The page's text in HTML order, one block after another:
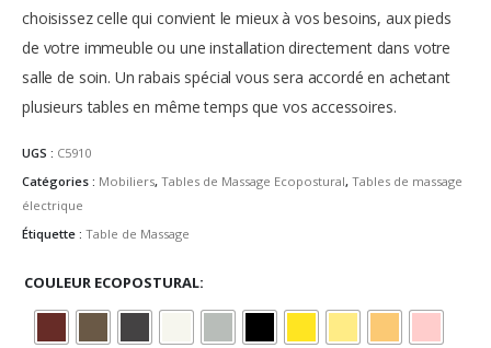
choisissez celle qui convient le mieux à vos besoins, aux pieds
de votre immeuble ou une installation directement dans votre
salle de soin. Un rabais spécial vous sera accordé en achetant
plusieurs tables en même temps que vos accessoires.
UGS : C5910
Catégories : Mobiliers, Tables de Massage Ecopostural, Tables de massage
électrique
Étiquette : Table de Massage
COULEUR ECOPOSTURAL